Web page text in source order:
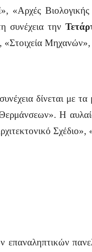
«Αρχές
συνέχεια την
δίνεται με
Η
επαναληπτικών